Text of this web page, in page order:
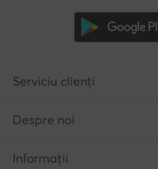
Serviciu clienți
Despre noi
Informații